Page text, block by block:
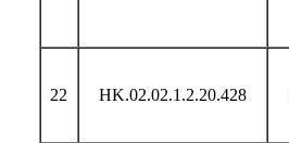
22 HK.02.02.1.2.20.428